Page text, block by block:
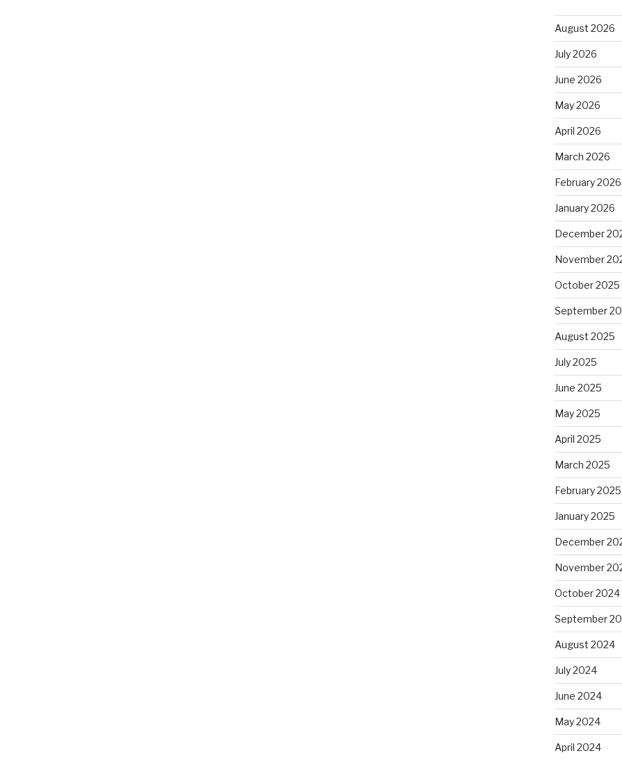
August 2026
July 2026
June 2026
May 2026
April 2026
March 2026
February 2026
January 2026
December
November
October 2025
September
August 2025
July 2025
June 2025
May 2025
April 2025
March 2025
February 2025
January 2025
December
November
October 2024
September
August 2024
July 2024
June 2024
May 2024
April 2024